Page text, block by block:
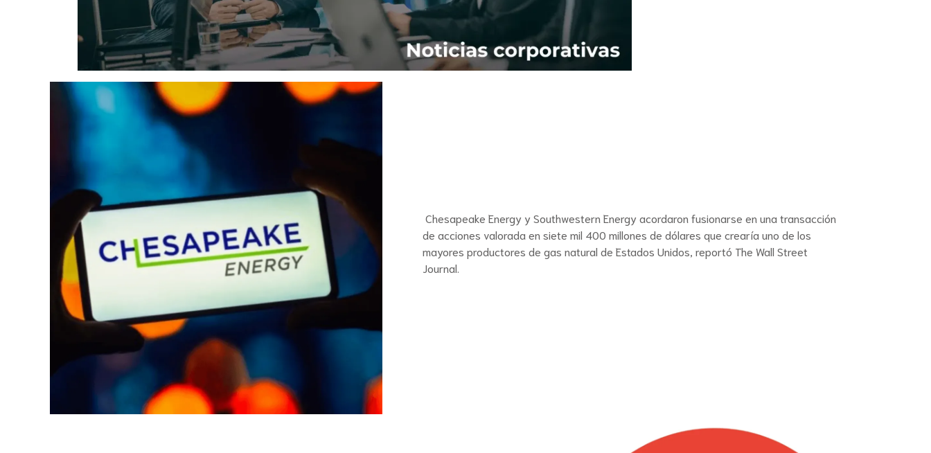
Chesapeake Energy y Southwestern Energy acordaron fusionarse en una transacción
de acciones valorada en siete mil 400 millones de dólares que crearía uno de los
mayores productores de gas natural de Estados Unidos, reportó The Wall Street
Journal.